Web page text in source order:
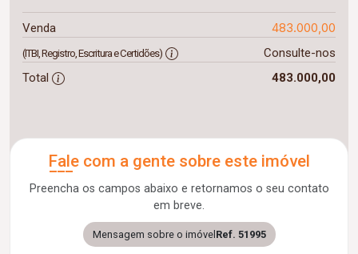
Venda 483.000,00
(ITBI, Registro, Escritura e Certidões)
Consulte-nos
Total
483.000,00
Fale com a gente sobre este imóvel
Preencha os campos abaixo e retornamos o seu contato
em breve.
Mensagem sobre o imóvel Ref. 51995